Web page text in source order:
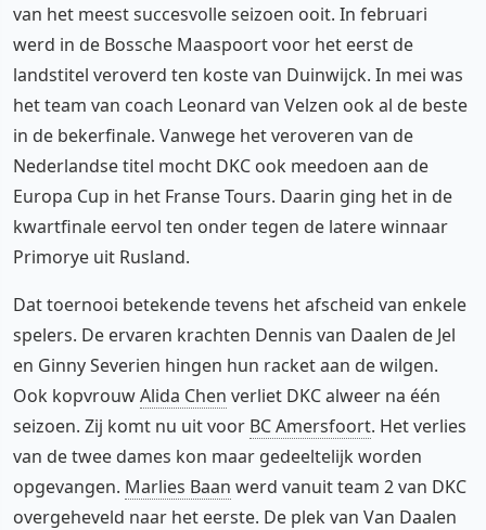
van het meest succesvolle seizoen ooit. In februari
werd in de Bossche Maaspoort voor het eerst de
landstitel veroverd ten koste van Duinwijck. In mei was
het team van coach Leonard van Velzen ook al de beste
in de bekerfinale. Vanwege het veroveren van de
Nederlandse titel mocht DKC ook meedoen aan de
Europa Cup in het Franse Tours. Daarin ging het in de
kwartfinale eervol ten onder tegen de latere winnaar
Primorye uit Rusland.
Dat toernooi betekende tevens het afscheid van enkele
spelers. De ervaren krachten Dennis van Daalen de Jel
en Ginny Severien hingen hun racket aan de wilgen.
Ook kopvrouwAlida Chen verliet DKC alweer na één
seizoen. Zij komt nu uit voor BC Amersfoort. Het verlies
van de twee dames kon maar gedeeltelijk worden
opgevangen. Marlies Baan werd vanuit team 2 van DKC
overgeheveld naar het eerste. De plek van Van Daalen